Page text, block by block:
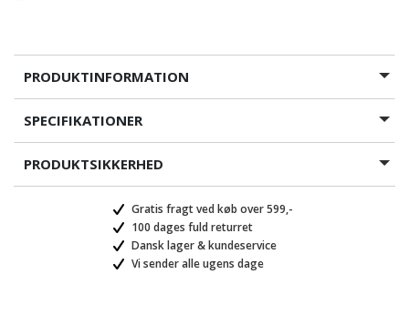
PRODUKTINFORMATION
SPECIFIKATIONER
PRODUKTSIKKERHED
Gratis fragt ved køb over 599,-
100 dages fuld returret
Dansk lager & kundeservice
Vi sender alle ugens dage